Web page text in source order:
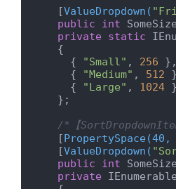
    [
ValueDropdown(
public
int
private
static
    {
      {
"Small" , 256 },
      {
"Medium" , 512
      {
"Large" , 1024
    };
/*【
    [
PropertySpace(40,
    [
ValueDropdown(
public
int
private